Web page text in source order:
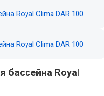
бассейна Royal